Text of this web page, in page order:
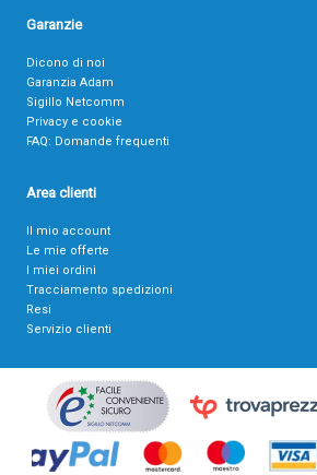
Garanzie
Dicono di noi
Garanzia Adam
Sigillo Netcomm
Privacy e cookie
FAQ: Domande frequenti
Area clienti
Il mio account
Le mie offerte
I miei ordini
Tracciamento spedizioni
Resi
Servizio clienti